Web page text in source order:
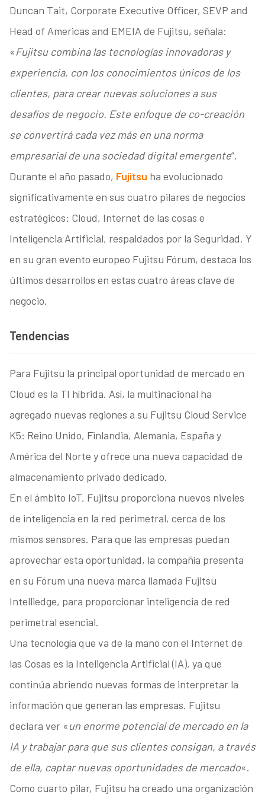
Duncan Tait, Corporate Executive Officer, SEVP and
Head of Americas and EMEIA de Fujitsu, señala:
«Fujitsu combina las tecnologías innovadoras y
experiencia, con los conocimientos únicos de los
clientes, para crear nuevas soluciones a sus
desafíos de negocio. Este enfoque de co-creación
se convertirá cada vez más en una norma
empresarial de una sociedad digital emergente”.
Durante el año pasado, Fujitsu ha evolucionado
significativamente en sus cuatro pilares de negocios
estratégicos: Cloud, Internet de las cosas e
Inteligencia Artificial, respaldados por la Seguridad. Y
en su gran evento europeo Fujitsu Fórum, destaca los
últimos desarrollos en estas cuatro áreas clave de
negocio.
Tendencias
Para Fujitsu la principal oportunidad de mercado en
Cloud es la TI híbrida. Así, la multinacional ha
agregado nuevas regiones a su Fujitsu Cloud Service
K5: Reino Unido, Finlandia, Alemania, España y
América del Norte y ofrece una nueva capacidad de
almacenamiento privado dedicado.
En el ámbito IoT, Fujitsu proporciona nuevos niveles
de inteligencia en la red perimetral, cerca de los
mismos sensores. Para que las empresas puedan
aprovechar esta oportunidad, la compañía presenta
en su Fórum una nueva marca llamada Fujitsu
Intelliedge, para proporcionar inteligencia de red
perimetral esencial.
Una tecnología que va de la mano con el Internet de
las Cosas es la Inteligencia Artificial (IA), ya que
continúa abriendo nuevas formas de interpretar la
información que generan las empresas. Fujitsu
declara ver «un enorme potencial de mercado en la
IA y trabajar para que sus clientes consigan, a través
de ella, captar nuevas oportunidades de mercado«.
Como cuarto pilar, Fujitsu ha creado una organización